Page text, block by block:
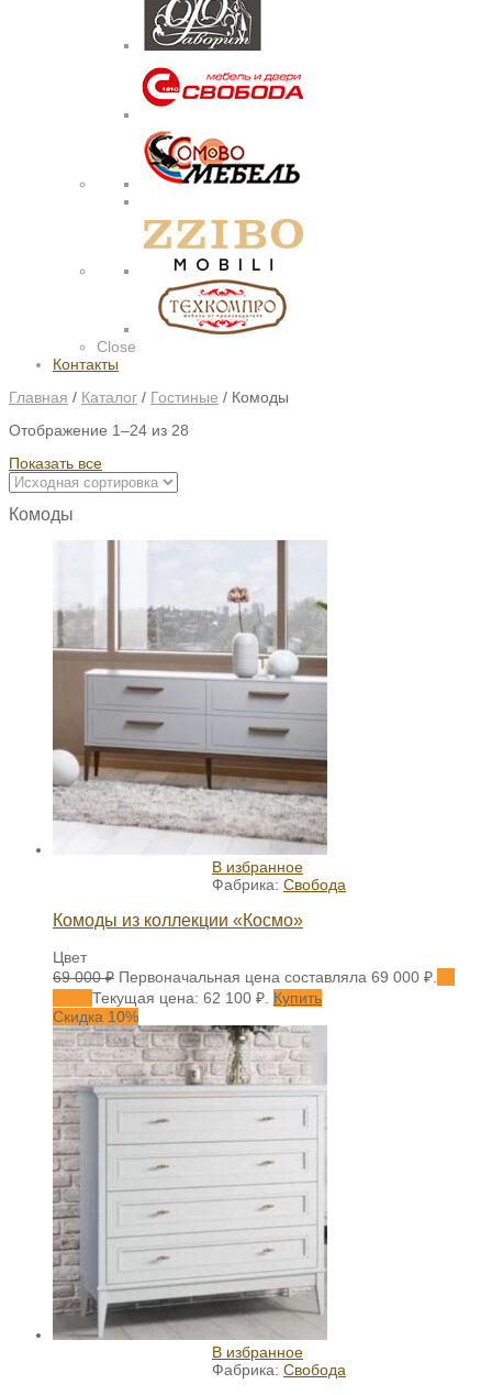
Close
Контакты
Главная / Каталог / Гостиные / Комоды
Отображение 1–24 из 28
Показать все
Комоды
В избранное
Фабрика: Свобода
Комоды из коллекции «Космо»
Цвет
69 000₽ Первоначальная цена составляла 69 000 ₽.
Текущая цена: 62 100 ₽. Купить
Скидка 10%
В избранное
Фабрика: Свобода